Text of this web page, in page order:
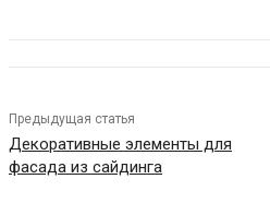
Предыдущая статья
Декоративные элементы для
фасада из сайдинга